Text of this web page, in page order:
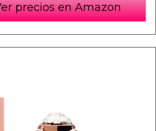
precios en Amazon